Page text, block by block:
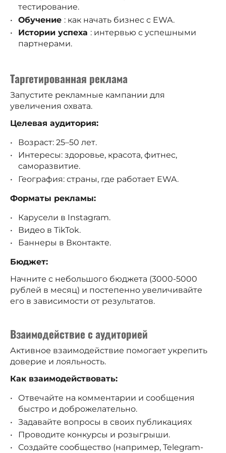
тестирование.
Обучение : как начать бизнес с EWA.
Истории успеха : интервью с успешными
партнерами.
Таргетированная реклама
Запустите рекламные кампании для
увеличения охвата.
Целевая аудитория:
Возраст: 25–50 лет.
Интересы: здоровье, красота, фитнес,
саморазвитие.
География: страны, где работает EWA.
Форматы рекламы:
Карусели в Instagram.
Видео в TikTok.
Баннеры в Вконтакте.
Бюджет:
Начните с небольшого бюджета (3000-5000
рублей в месяц) и постепенно увеличивайте
его в зависимости от результатов.
Взаимодействие с аудиторией
Активное взаимодействие помогает укрепить
доверие и лояльность.
Как взаимодействовать:
Отвечайте на комментарии и сообщения
быстро и доброжелательно.
Задавайте вопросы в своих публикациях
Проводите конкурсы и розыгрыши.
Создайте сообщество (например, Telegram-